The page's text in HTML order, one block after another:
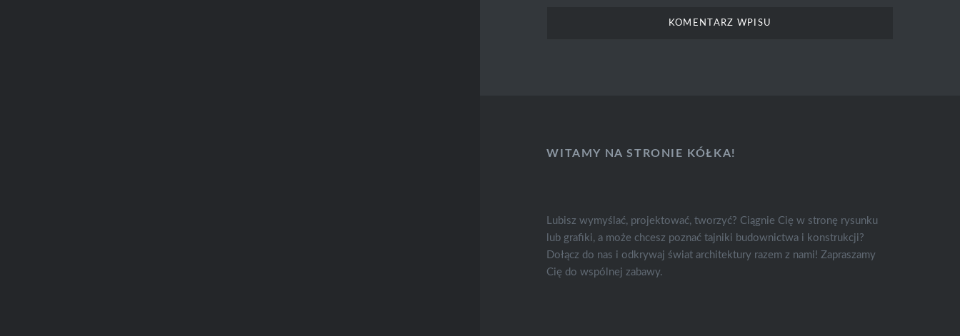
WITAMY NA STRONIE KÓŁKA!
Lubisz wymyślać, projektować, tworzyć? Ciągnie Cię w stronę rysunku
lub grafiki, a może chcesz poznać tajniki budownictwa i konstrukcji?
Dołącz do nas i odkrywaj świat architektury razem z nami! Zapraszamy
Cię do wspólnej zabawy.